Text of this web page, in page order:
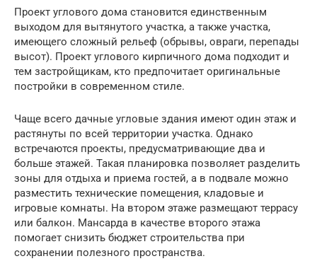
Проект углового дома становится единственным
выходом для вытянутого участка, а также участка,
имеющего сложный рельеф (обрывы, овраги, перепады
высот). Проект углового кирпичного дома подходит и
тем застройщикам, кто предпочитает оригинальные
постройки в современном стиле.
Чаще всего дачные угловые здания имеют один этаж и
растянуты по всей территории участка. Однако
встречаются проекты, предусматривающие два и
больше этажей. Такая планировка позволяет разделить
зоны для отдыха и приема гостей, а в подвале можно
разместить технические помещения, кладовые и
игровые комнаты. На втором этаже размещают террасу
или балкон. Мансарда в качестве второго этажа
помогает снизить бюджет строительства при
сохранении полезного пространства.